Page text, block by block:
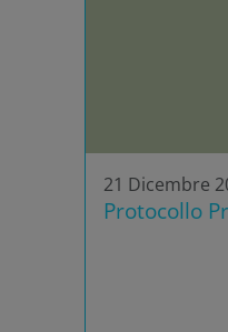
21 Dicembre
Protocollo